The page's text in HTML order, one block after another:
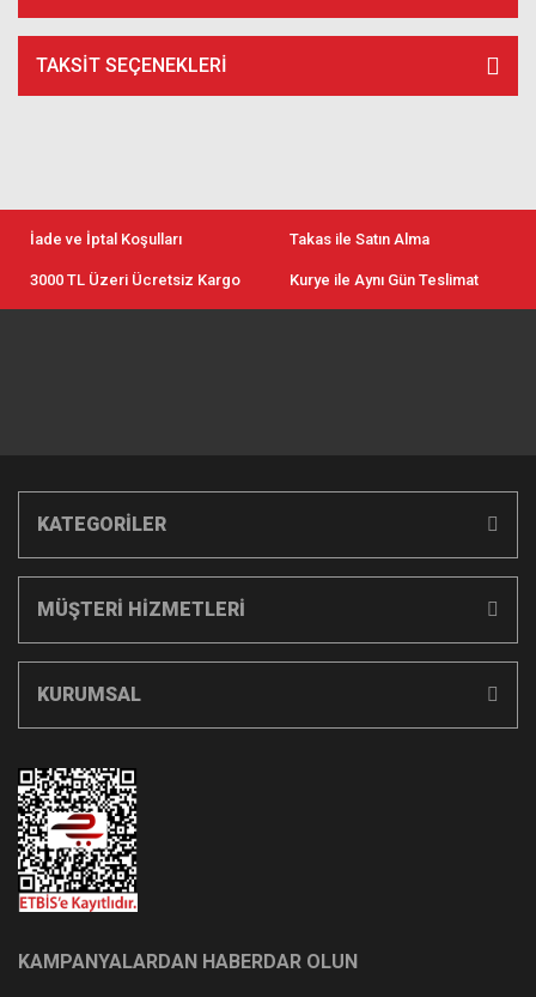
TAKSIT SEÇENEKLERI
İade ve İptal Koşulları Takas ile Satın Alma
3000 TL Üzeri Ücretsiz Kargo Kurye ile Aynı Gün Teslimat
KATEGORİLER
MÜŞTERİ HİZMETLERİ
KURUMSAL
KAMPANYALARDAN HABERDAR OLUN